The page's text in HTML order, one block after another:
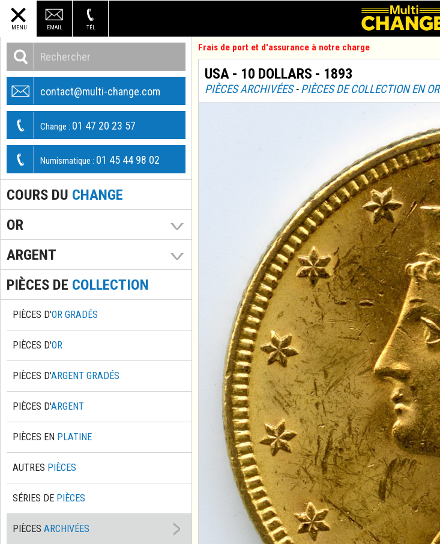
MENU EMAIL TÉL
contact@multi-change.com
Change : 01 47 20 23 57
Numismatique : 01 45 44 98 02
COURS DU CHANGE
OR
ARGENT
PIÈCES DE COLLECTION
PIÈCES D'OR GRADÉS
PIÈCES D'OR
PIÈCES D'ARGENT GRADÉS
PIÈCES D'ARGENT
PIÈCES EN PLATINE
AUTRES PIÈCES
SÉRIES DE PIÈCES
PIÈCES ARCHIVÉES
Frais de port et d'assurance à notre charge
USA - 10 DOLLARS - 1893
PIÈCES ARCHIVÉES-PIÈCES DE COLLECTION EN OR